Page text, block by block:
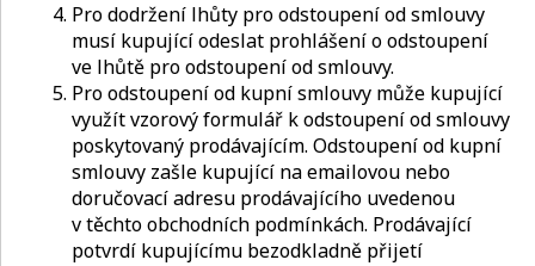
Pro dodržení lhůty pro odstoupení od smlouvy
musí kupující odeslat prohlášení o odstoupení
ve lhůtě pro odstoupení od smlouvy.
Pro odstoupení od kupní smlouvy může kupující
využít vzorový formulář k odstoupení od smlouvy
poskytovaný prodávajícím. Odstoupení od kupní
smlouvy zašle kupující na emailovou nebo
doručovací adresu prodávajícího uvedenou
v těchto obchodních podmínkách. Prodávající
potvrdí kupujícímu bezodkladně přijetí